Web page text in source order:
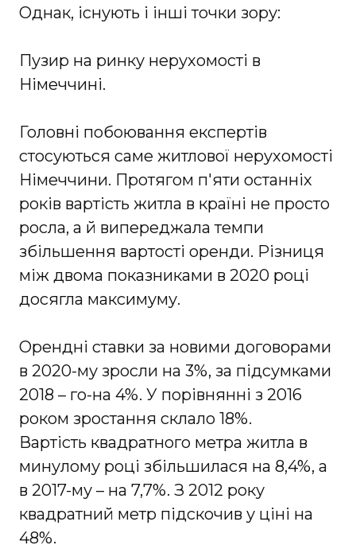
Однак, існують і інші точки зору:
Пузир на ринку нерухомості в
Німеччині.
Головні побоювання експертів
стосуються саме житлової нерухомості
Німеччини. Протягом п'яти останніх
років вартість житла в країні не просто
росла, а й випереджала темпи
збільшення вартості оренди. Різниця
між двома показниками в 2020 році
досягла максимуму.
Орендні ставки за новими договорами
в 2020-му зросли на 3%, за підсумками
2018 – го-на 4%. У порівнянні з 2016
роком зростання склало 18%.
Вартість квадратного метра житла в
минулому році збільшилася на 8,4%, а
в 2017-му – на 7,7%. З 2012 року
квадратний метр підскочив у ціні на
48%.